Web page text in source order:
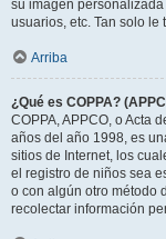
su imagen
usuarios, etc. Tan solo
Arriba
¿Qué es COPPA?
COPPA, APPCO, o Acta
años del año 1998, es
sitios de Internet, los
el registro de niños sea
o con algún otro método
recolectar información